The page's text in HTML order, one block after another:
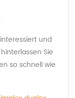
und
Sie
so schnell wie